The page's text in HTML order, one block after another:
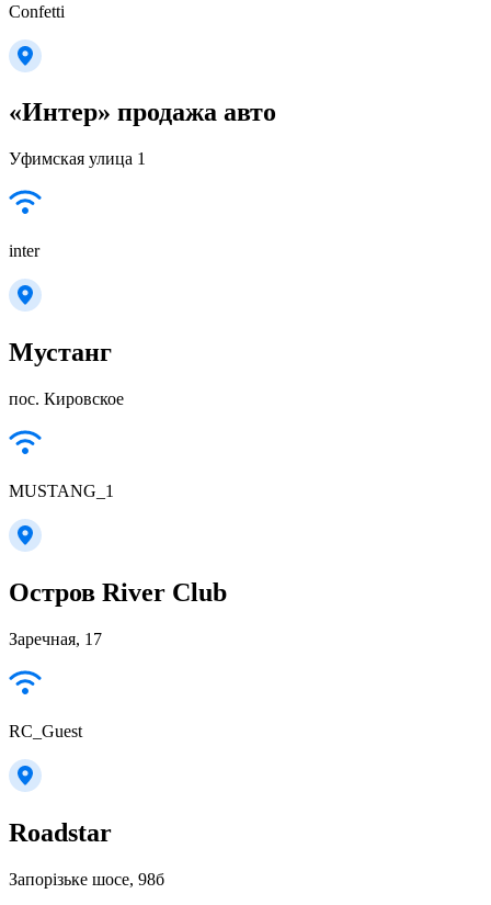
Confetti
«Интер» продажа авто
Уфимская улица 1
inter
Мустанг
пос. Кировское
MUSTANG_1
Остров River Club
Заречная, 17
RC_Guest
Roadstar
Запорізьке шосе, 98б